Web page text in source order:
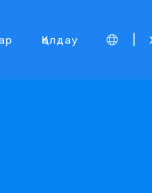
Қолдау